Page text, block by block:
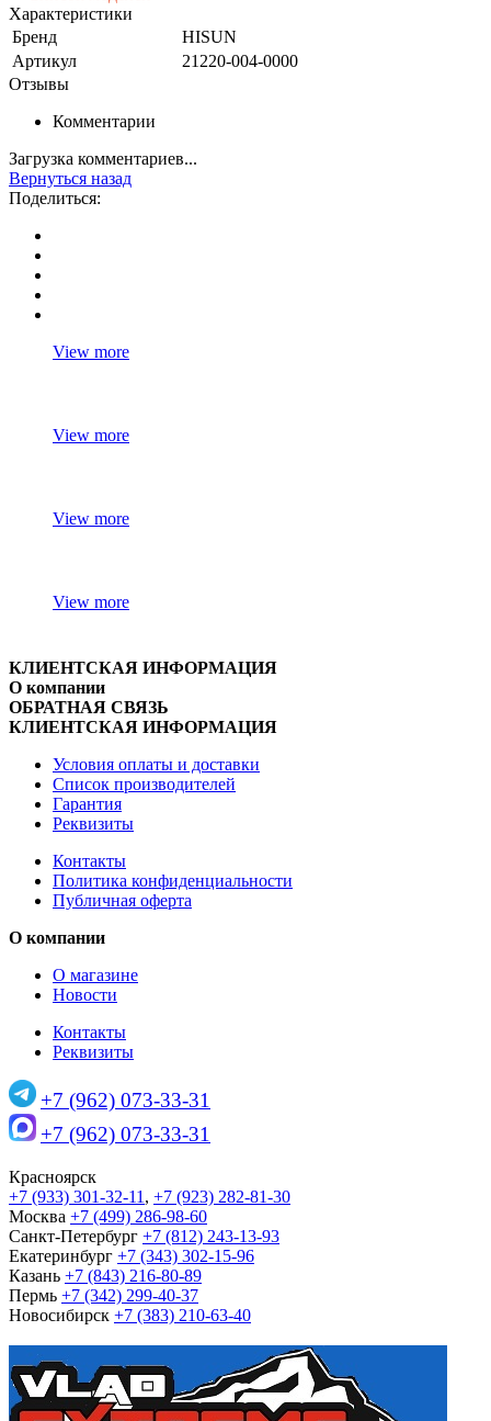
Характеристики
Бренд
HISUN
Артикул
21220-004-0000
Отзывы
Комментарии
Загрузка комментариев...
Вернуться назад
Поделиться:
View more
View more
View more
View more
КЛИЕНТСКАЯ ИНФОРМАЦИЯ
О компании
ОБРАТНАЯ СВЯЗЬ
КЛИЕНТСКАЯ ИНФОРМАЦИЯ
Условия оплаты и доставки
Список производителей
Гарантия
Реквизиты
Контакты
Политика конфиденциальности
Публичная оферта
О компании
О магазине
Новости
Контакты
Реквизиты
+7 (962) 073-33-31
+7 (962) 073-33-31
Красноярск
+7 (933) 301-32-11 , +7 (923) 282-81-30
Москва +7 (499) 286-98-60
Санкт-Петербург +7 (812) 243-13-93
Екатеринбург +7 (343) 302-15-96
Казань +7 (843) 216-80-89
Пермь +7 (342) 299-40-37
Новосибирск +7 (383) 210-63-40